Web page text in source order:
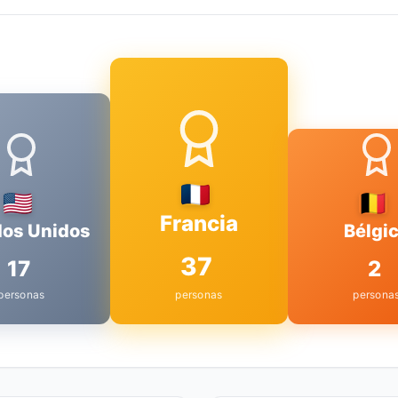
Unidos
17
Francia
37
personas
2